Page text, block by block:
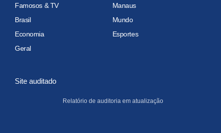
Famosos & TV
Manaus
Brasil
Mundo
Economia
Esportes
Geral
Site auditado
Relatório de auditoria em atualização